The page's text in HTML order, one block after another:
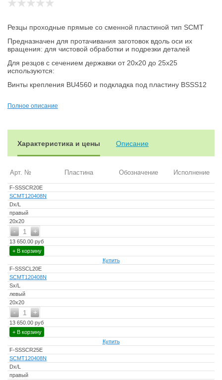
Резцы проходные прямые со сменной пластиной тип SCMT
Предназначен для протачивания заготовок вдоль оси их
вращения: для чистовой обработки и подрезки деталей
Для резцов с сечением державки от 20х20 до 25х25
используются:
Винты крепления BU4560 и подкладка под пластину BSSS12
Смотрите тур по оборудованию и инструментам Fervi
ссылке
Полное описание
Характеристика и цены Описание
Арт. № Пластина Обозначение Исполнение
F-SSSCR20E
SCMT120408N
Dx/L
правый
20х20
+
- 1
13 650.00 руб
+ В корзину
Купить
F-SSSCL20E
SCMT120408N
Sx/L
левый
20х20
+
- 1
13 650.00 руб
+ В корзину
Купить
F-SSSCR25E
SCMT120408N
Dx/L
правый